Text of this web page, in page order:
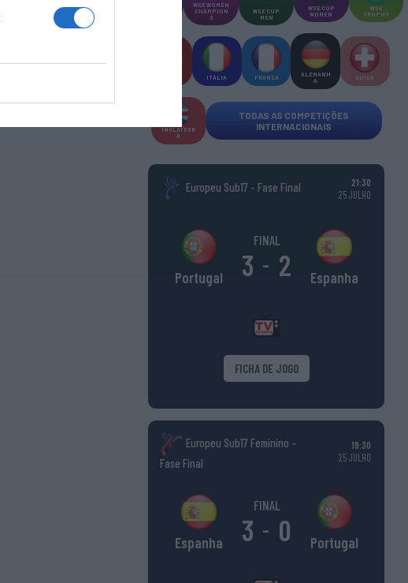
WSE WOMEN
CHAMPION
S
WSE CUP
MEN
WSE CUP
WOMEN
WSE
TROPHY
ITÁLIA FRANÇA
ALEMANH
A
SUÍÇA
INGLATERR
A
TODAS AS COMPETIÇÕES
INTERNACIONAIS
Europeu Sub17 - Fase Final
21:30
25 JULHO
Portugal
FINAL
3 - 2 Espanha
FICHA DE JOGO
Europeu Sub17 Feminino –
Fase Final
19:30
25 JULHO
Espanha
FINAL
3 - 0 Portugal